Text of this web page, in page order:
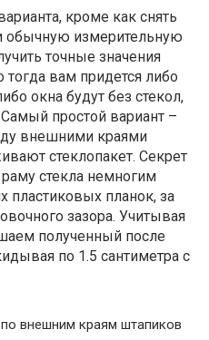
кроме как снять
обычную измерительную
точные значения
вам придется либо
окна будут без стекол,
простой вариант –
внешними краями
стеклопакет. Секрет
стекла немногим
планок, за
зазора. Учитывая
полученный после
по 1.5 сантиметра с